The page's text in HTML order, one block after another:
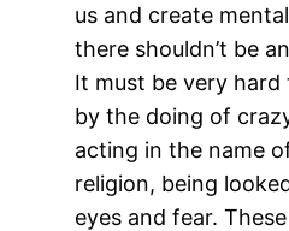
us and create
there shouldn’t be
It must be very
by the doing of
acting in the name
religion, being
eyes and fear.